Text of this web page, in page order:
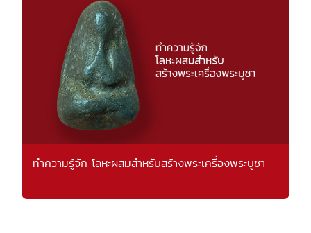
ทำความรู้จัก โลหะผสมสำหรับสร้างพระเครื่องพระบูชา